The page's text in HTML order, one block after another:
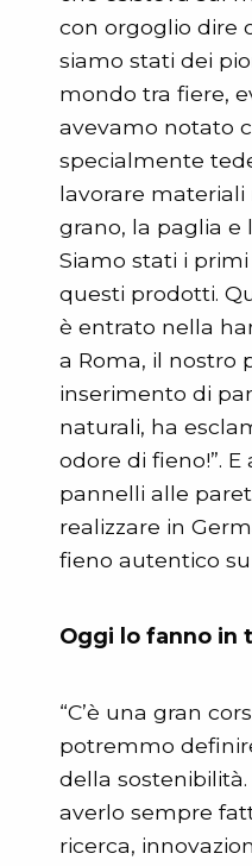
con orgoglio dire
siamo stati dei
mondo tra fiere,
avevamo notato
specialmente
lavorare materiali
grano, la paglia e
Siamo stati i
questi prodotti.
è entrato nella
a Roma, il nostro
inserimento di
naturali, ha
odore di fieno!”. E
pannelli alle
realizzare in
fieno autentico
Oggi lo fanno in
“C’è una gran
potremmo
della
averlo sempre
ricerca,